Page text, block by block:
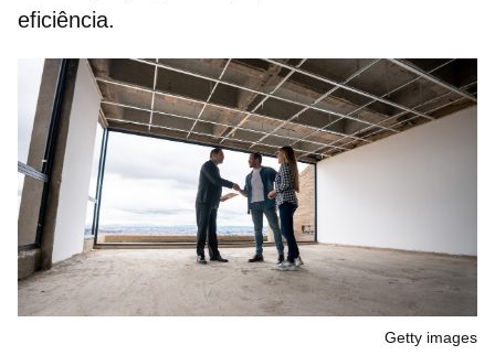
eficiência.
Getty images